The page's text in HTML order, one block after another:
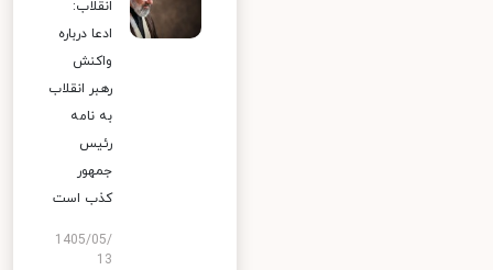
انقلاب:
ادعا درباره
واکنش
رهبر انقلاب
به نامه
رئیس
جمهور
کذب است
1405/05/
13